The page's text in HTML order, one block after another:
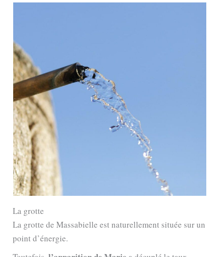
La grotte
La grotte de Massabielle est naturellement située sur un
point d’énergie.